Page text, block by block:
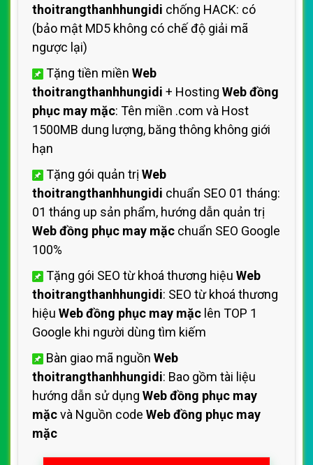
thoitrangthanhhungidi chống HACK: có
(bảo mật MD5 không có chế độ giải mã
ngược lại)
Tặng tiền miền Web
thoitrangthanhhungidi + Hosting Web đồng
phục may mặc: Tên miền .com và Host
1500MB dung lượng, băng thông không giới
hạn
Tặng gói quản trị Web
thoitrangthanhhungidi chuẩn SEO 01 tháng:
01 tháng up sản phẩm, hướng dẫn quản trị
Web đồng phục may mặc chuẩn SEO Google
100%
Tặng gói SEO từ khoá thương hiệu Web
thoitrangthanhhungidi: SEO từ khoá thương
hiệu Web đồng phục may mặc lên TOP 1
Google khi người dùng tìm kiếm
Bàn giao mã nguồn Web
thoitrangthanhhungidi: Bao gồm tài liệu
hướng dẫn sử dụng Web đồng phục may
mặcvà Nguồn code Web đồng phục may
mặc